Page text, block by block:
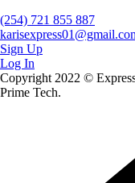
(254) 721 855 887
Sign Up
Log In
Copyright 2022 ©
Prime Tech.